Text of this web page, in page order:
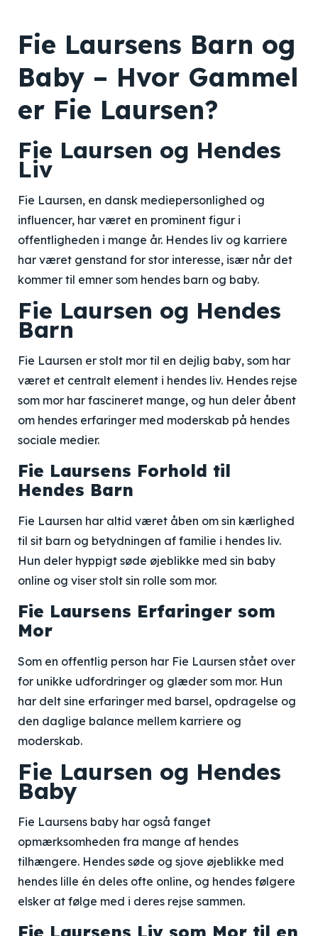
Fie Laursens Barn og
Baby – Hvor Gammel
er Fie Laursen?
Fie Laursen og Hendes
Liv
Fie Laursen, en dansk mediepersonlighed og
influencer, har været en prominent figur i
offentligheden i mange år. Hendes liv og karriere
har været genstand for stor interesse, især når det
kommer til emner som hendes barn og baby.
Fie Laursen og Hendes
Barn
Fie Laursen er stolt mor til en dejlig baby, som har
været et centralt element i hendes liv. Hendes rejse
som mor har fascineret mange, og hun deler åbent
om hendes erfaringer med moderskab på hendes
sociale medier.
Fie Laursens Forhold til
Hendes Barn
Fie Laursen har altid været åben om sin kærlighed
til sit barn og betydningen af familie i hendes liv.
Hun deler hyppigt søde øjeblikke med sin baby
online og viser stolt sin rolle som mor.
Fie Laursens Erfaringer som
Mor
Som en offentlig person har Fie Laursen stået over
for unikke udfordringer og glæder som mor. Hun
har delt sine erfaringer med barsel, opdragelse og
den daglige balance mellem karriere og
moderskab.
Fie Laursen og Hendes
Baby
Fie Laursens baby har også fanget
opmærksomheden fra mange af hendes
tilhængere. Hendes søde og sjove øjeblikke med
hendes lille én deles ofte online, og hendes følgere
elsker at følge med i deres rejse sammen.
Fie Laursens Liv som Mor til en